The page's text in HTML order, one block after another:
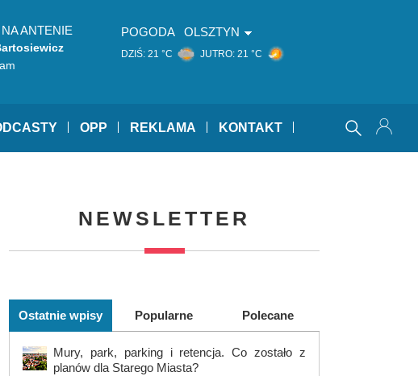
ANTENIE POGODA OLSZTYN
DZIŚ: 21 °C JUTRO: 21 °C
OPP REKLAMA KONTAKT
NEWSLETTER
Ostatnie wpisy Popularne Polecane
Mury, park, parking i retencja. Co zostało z
planów dla Starego Miasta?